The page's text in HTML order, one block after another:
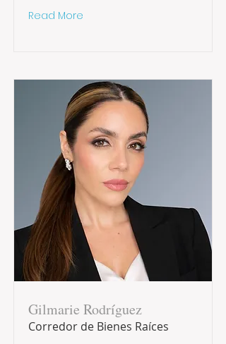
Read More
Gilmarie Rodríguez
Corredor de Bienes Raíces